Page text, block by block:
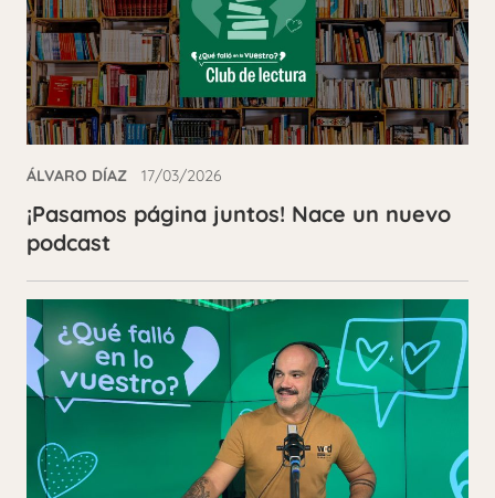
ÁLVARO DÍAZ 17/03/2026
¡Pasamos página juntos! Nace un nuevo
podcast